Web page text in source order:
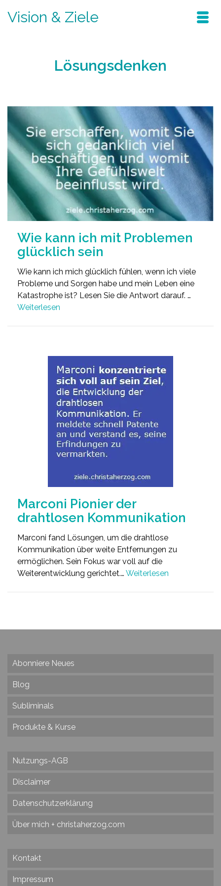
Vision & Ziele
Lösungsdenken
Wie kann ich mit Problemen
glücklich sein
Wie kann ich mich glücklich fühlen, wenn ich viele
Probleme und Sorgen habe und mein Leben eine
Katastrophe ist? Lesen Sie die Antwort darauf. …
Weiterlesen
Marconi Pionier der
drahtlosen Kommunikation
Marconi fand Lösungen, um die drahtlose
Kommunikation über weite Entfernungen zu
ermöglichen. Sein Fokus war voll auf die
Weiterentwicklung gerichtet.… Weiterlesen
Abonniere Neues
Blog
Subliminals
Produkte & Kurse
Nutzungs-AGB
Disclaimer
Datenschutzerklärung
Über mich + christaherzog.com
Kontakt
Impressum